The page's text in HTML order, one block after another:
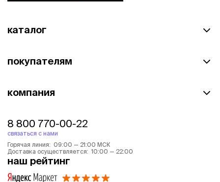
каталог
покупателям
компания
8 800 770-00-22
связаться с нами
Горячая линия: 09:00 — 21:00 МСК
Доставка осуществляется: 10:00 — 22:00
наш рейтинг